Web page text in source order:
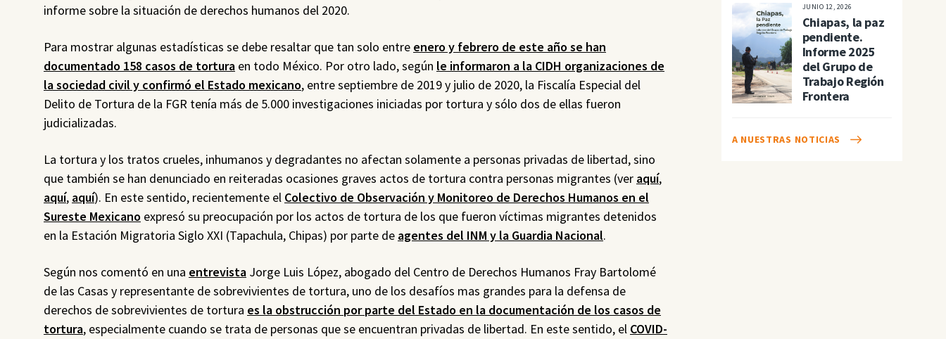
informe sobre la situación de derechos humanos del 2020.
Para mostrar algunas estadísticas se debe resaltar que tan solo entre enero y febrero de este año se han
documentado 158 casos de tortura en todo México. Por otro lado, según le informaron a la CIDH organizaciones de
la sociedad civil y confirmó el Estado mexicano, entre septiembre de 2019 y julio de 2020, la Fiscalía Especial del
Delito de Tortura de la FGR tenía más de 5.000 investigaciones iniciadas por tortura y sólo dos de ellas fueron
judicializadas.
La tortura y los tratos crueles, inhumanos y degradantes no afectan solamente a personas privadas de libertad, sino
que también se han denunciado en reiteradas ocasiones graves actos de tortura contra personas migrantes (ver aquí,
aquí, aquí). En este sentido, recientemente el Colectivo de Observación y Monitoreo de Derechos Humanos en el
Sureste Mexicano expresó su preocupación por los actos de tortura de los que fueron víctimas migrantes detenidos
en la Estación Migratoria Siglo XXI (Tapachula, Chipas) por parte de agentes del INM y la Guardia Nacional.
Según nos comentó en una entrevista Jorge Luis López, abogado del Centro de Derechos Humanos Fray Bartolomé
de las Casas y representante de sobrevivientes de tortura, uno de los desafíos mas grandes para la defensa de
derechos de sobrevivientes de tortura es la obstrucción por parte del Estado en la documentación de los casos de
tortura, especialmente cuando se trata de personas que se encuentran privadas de libertad. En este sentido, el COVID-
JUNIO 12, 2026
Chiapas, la paz
pendiente.
Informe 2025
del Grupo de
Trabajo Región
Frontera
A NUESTRAS NOTICIAS